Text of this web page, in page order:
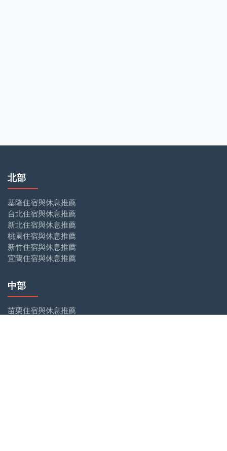
北部
基隆住宿與休息推薦
台北住宿與休息推薦
新北住宿與休息推薦
桃園住宿與休息推薦
新竹住宿與休息推薦
宜蘭住宿與休息推薦
中部
苗栗住宿與休息推薦